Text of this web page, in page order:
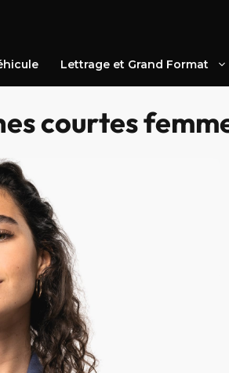
Lettrage et Grand Format
courtes